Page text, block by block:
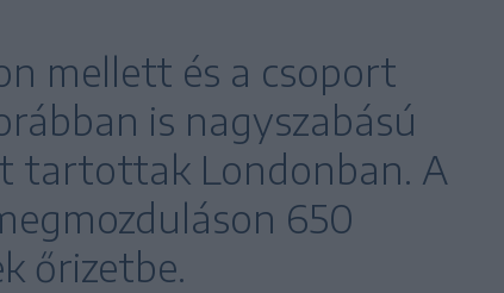
mellett és a csoport
is nagyszabású
tartottak Londonban. A
650
őrizetbe.